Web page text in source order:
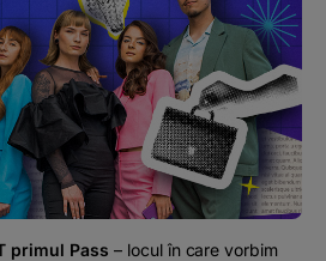
primul Pass – locul în care vorbim